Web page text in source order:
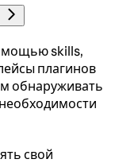
skills,
плагинов
обнаруживать
свой